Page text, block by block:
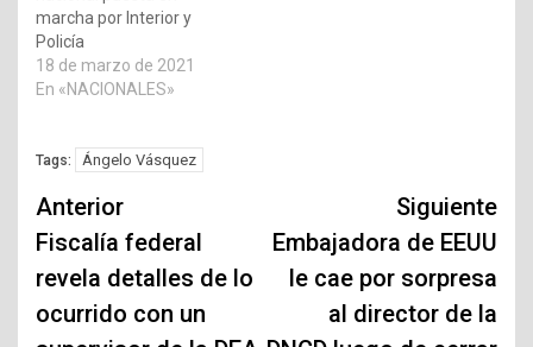
marcha por Interior y
Policía
18 de marzo de 2021
En «NACIONALES»
Tags: Ángelo Vásquez
Navegación
de
entradas
Anterior
Fiscalía federal
revela detalles de lo
ocurrido con un
Siguiente
Embajadora de EEUU
le cae por sorpresa
al director de la